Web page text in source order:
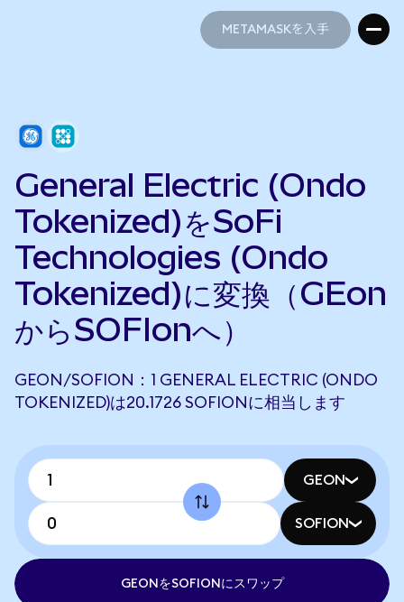
METAMASKを入手
General Electric (Ondo
Tokenized)をSoFi
Technologies (Ondo
Tokenized)に変換（GEon
からSOFIonへ）
GEON/SOFION：1 GENERAL ELECTRIC (ONDO
TOKENIZED)は20.1726 SOFIONに相当します
GEON
SOFION
GEONをSOFIONにスワップ